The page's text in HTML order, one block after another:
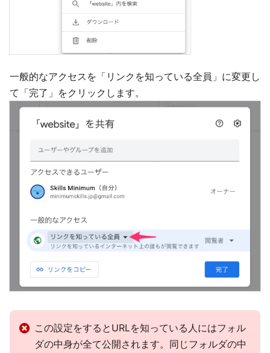
一般的なアクセスを「リンクを知っている全員」に変更し
て「完了」をクリックします。
この設定をするとURLを知っている人にはフォル
ダの中身が全て公開されます。同じフォルダの中